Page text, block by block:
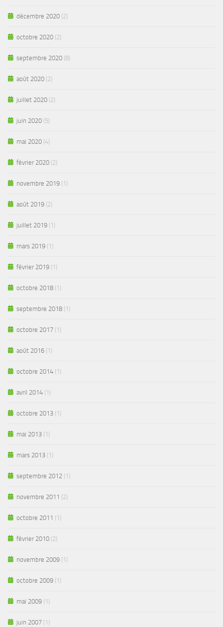
décembre 2020 (2)
octobre 2020 (2)
septembre 2020 (8)
août 2020 (2)
juillet 2020 (2)
juin 2020 (5)
mai 2020 (4)
février 2020 (2)
novembre 2019 (1)
août 2019 (2)
juillet 2019 (1)
mars 2019 (1)
février 2019 (1)
octobre 2018 (1)
septembre 2018 (1)
octobre 2017 (1)
août 2016 (1)
octobre 2014 (1)
avril 2014 (1)
octobre 2013 (1)
mai 2013 (1)
mars 2013 (1)
septembre 2012 (1)
novembre 2011 (2)
octobre 2011 (1)
février 2010 (2)
novembre 2009 (1)
octobre 2009 (1)
mai 2009 (1)
juin 2007 (1)